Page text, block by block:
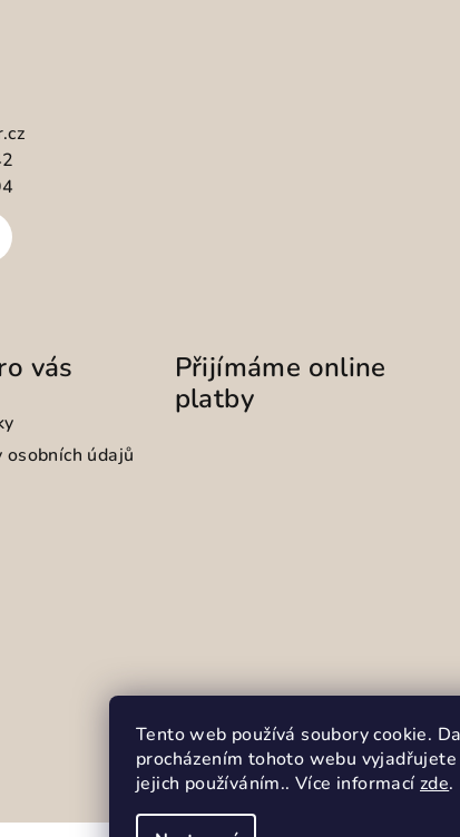
Tento web používá soubory cookie.
procházením tohoto webu
jejich používáním.. Více informací zde.
vás
osobních údajů
Přijímáme online
platby